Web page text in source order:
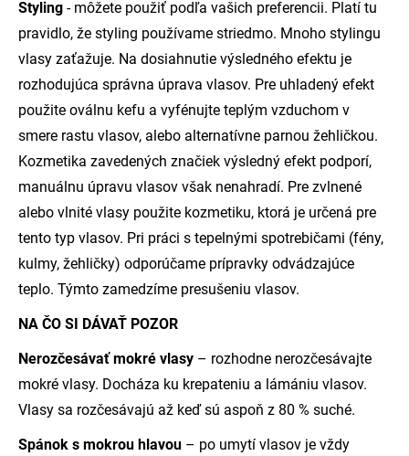
Styling - môžete použiť podľa vašich preferencii. Platí tu
pravidlo, že styling používame striedmo. Mnoho stylingu
vlasy zaťažuje. Na dosiahnutie výsledného efektu je
rozhodujúca správna úprava vlasov. Pre uhladený efekt
použite oválnu kefu a vyfénujte teplým vzduchom v
smere rastu vlasov, alebo alternatívne parnou žehličkou.
Kozmetika zavedených značiek výsledný efekt podporí,
manuálnu úpravu vlasov však nenahradí. Pre zvlnené
alebo vlnité vlasy použite kozmetiku, ktorá je určená pre
tento typ vlasov. Pri práci s tepelnými spotrebičami (fény,
kulmy, žehličky) odporúčame prípravky odvádzajúce
teplo. Týmto zamedzíme presušeniu vlasov.
NA ČO SI DÁVAŤ POZOR
Nerozčesávať mokré vlasy – rozhodne nerozčesávajte
mokré vlasy. Docháza ku krepateniu a lámániu vlasov.
Vlasy sa rozčesávajú až keď sú aspoň z 80 % suché.
Spánok s mokrou hlavou – po umytí vlasov je vždy